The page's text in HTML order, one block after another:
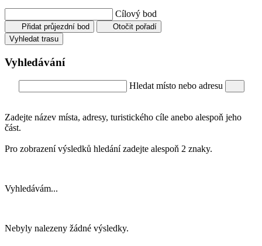
Cílový bod
Přidat průjezdní bod
Otočit pořadí
Vyhledat trasu
Vyhledávání
Hledat místo nebo adresu
Zadejte název místa, adresy, turistického cíle anebo alespoň jeho
část.
Pro zobrazení výsledků hledání zadejte alespoň 2 znaky.
Vyhledávám...
Nebyly nalezeny žádné výsledky.